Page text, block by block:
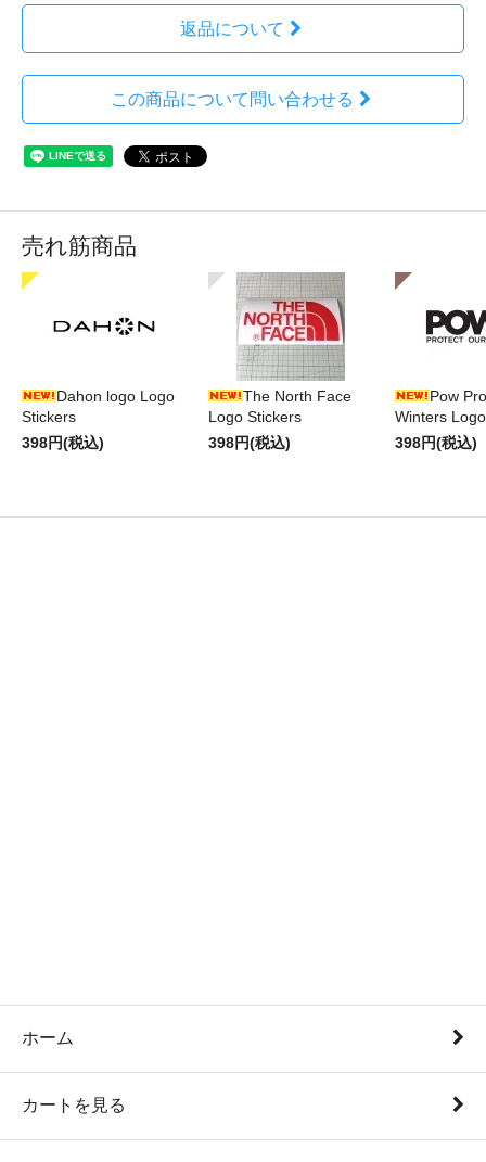
返品について
この商品について問い合わせる
売れ筋商品
Dahon logo Logo
Stickers
398円(税込)
The North Face
Logo Stickers
398円(税込)
Pow
Winters
398円(税込)
ホーム
カートを見る